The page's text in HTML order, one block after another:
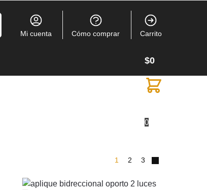
Mi cuenta Cómo comprar Carrito
$0
0
1 2 3